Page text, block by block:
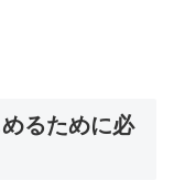
るために必